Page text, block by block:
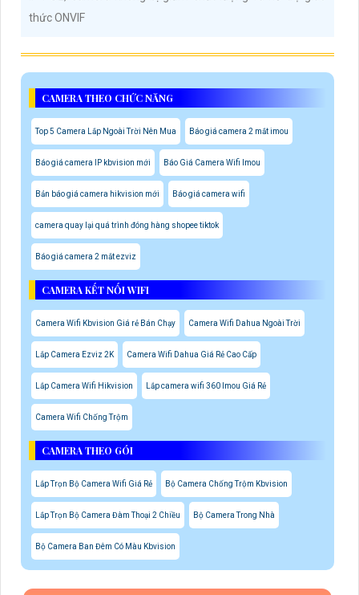
thức ONVIF
CAMERA THEO CHỨC NĂNG
Top 5 Camera Lắp Ngoài Trời Nên Mua Báo giá camera 2 mắt imou
Báo giá camera IP kbvision mới Báo Giá Camera Wifi Imou
Bản báo giá camera hikvision mới Báo giá camera wifi
camera quay lại quá trình đóng hàng shopee tiktok
Báo giá camera 2 mắt ezviz
CAMERA KẾT NỐI WIFI
Camera Wifi Kbvision Giá rẻ Bán Chạy Camera Wifi Dahua Ngoài Trời
Lắp Camera Ezviz 2K Camera Wifi Dahua Giá Rẻ Cao Cấp
Lắp Camera Wifi Hikvision Lắp camera wifi 360 Imou Giá Rẻ
Camera Wifi Chống Trộm
CAMERA THEO GÓI
Lắp Trọn Bộ Camera Wifi Giá Rẻ Bộ Camera Chống Trộm Kbvision
Lắp Trọn Bộ Camera Đàm Thoại 2 Chiều Bộ Camera Trong Nhà
Bộ Camera Ban Đêm Có Màu Kbvision